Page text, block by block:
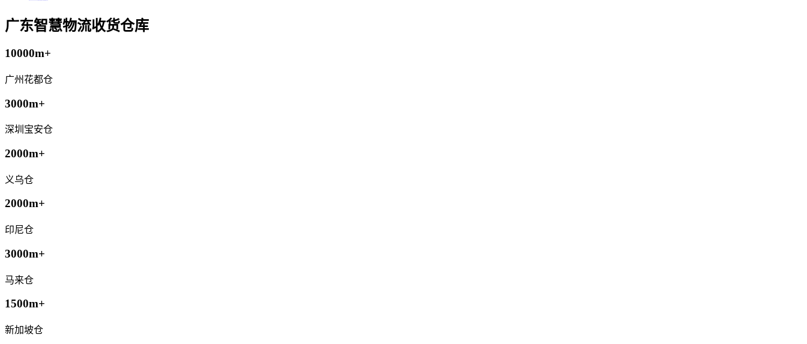
广东智慧物流收货仓库
10000m+
广州花都仓
3000m+
深圳宝安仓
2000m+
义乌仓
2000m+
印尼仓
3000m+
马来仓
1500m+
新加坡仓